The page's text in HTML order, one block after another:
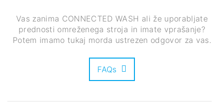
Vas zanima CONNECTED WASH ali že uporabljate
prednosti omreženega stroja in imate vprašanje?
Potem imamo tukaj morda ustrezen odgovor za vas.
FAQs